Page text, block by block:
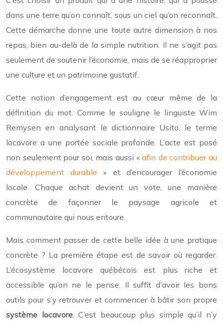
dans une terre qu’on connaît, sous un ciel qu’on reconnaît.
Cette démarche donne une toute autre dimension à nos
repas, bien au-delà de la simple nutrition. Il ne s’agit pas
seulement de soutenir l’économie, mais de se réapproprier
une culture et un patrimoine gustatif.
Cette notion d’engagement est au cœur même de la
définition du mot. Comme le souligne le linguiste Wim
Remysen en analysant le dictionnaire Usito, le terme
locavore a une portée sociale profonde. L’acte est posé
non seulement pour soi, mais aussi «afin de contribuer au
développement durable » et d’encourager l’économie
locale. Chaque achat devient un vote, une manière
concrète de façonner le paysage agricole et
communautaire qui nous entoure.
Mais comment passer de cette belle idée à une pratique
concrète ? La première étape est de savoir où regarder.
L’écosystème locavore québécois est plus riche et
accessible qu’on ne le pense. Il suffit d’avoir les bons
outils pour s’y retrouver et commencer à bâtir son propre
système locavore. C’est beaucoup plus simple qu’il n’y